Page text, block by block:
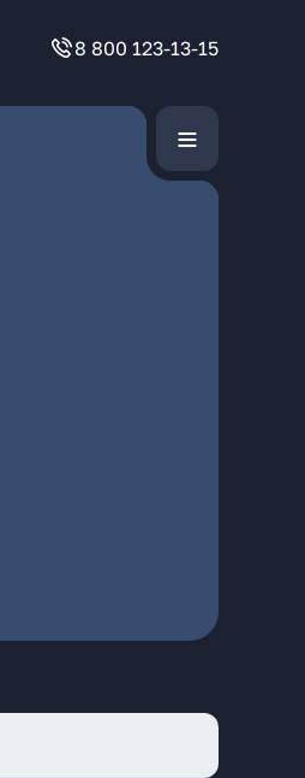
8 800 123-13-15